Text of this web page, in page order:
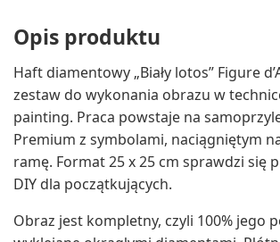
Opis produktu
Haft diamentowy „Biały lotos” Figure
zestaw do wykonania obrazu w
painting. Praca powstaje na
Premium z symbolami, naciągniętym
ramę. Format 25 x 25 cm sprawdzi się
DIY dla początkujących.
Obraz jest kompletny, czyli 100% jego